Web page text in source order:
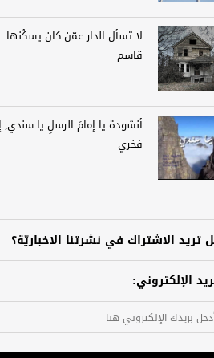
لا تسأل الدار عمّن كان
قاسم
أنشودة يا إمامَ الرسلِ يا سندي,
فخري
تريد الاشتراك في نشرتنا الاخباريّة؟
الإلكتروني: